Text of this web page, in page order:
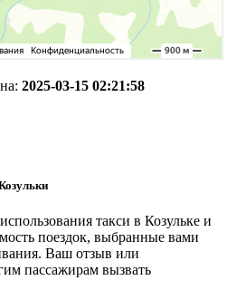
2025-03-15 02:21:58
такси в Козульке и
поездок, выбранные вами
Ваш отзыв или
пассажирам вызвать